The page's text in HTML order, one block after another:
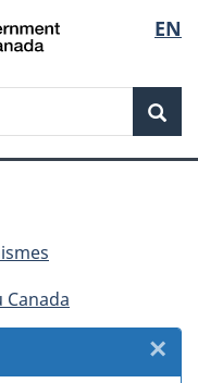
de
la
EN
×